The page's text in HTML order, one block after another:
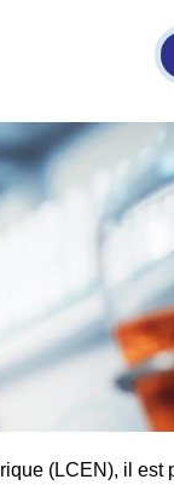
(LCEN), il est